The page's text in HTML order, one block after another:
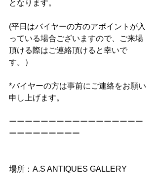
となります。
(平日はバイヤーの方のアポイントが入
っている場合ございますので、ご来場
頂ける際はご連絡頂けると幸いで
す。）
*バイヤーの方は事前にご連絡をお願い
申し上げます。
ーーーーーーーーーーーーーーーーー
ーーーーーーーーー
場所：A.S ANTIQUES GALLERY